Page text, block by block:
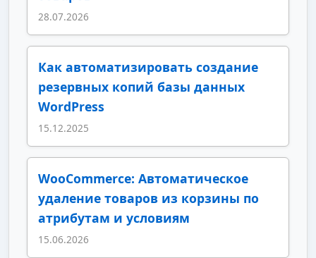
28.07.2026
Как автоматизировать создание
резервных копий базы данных
WordPress
15.12.2025
WooCommerce: Автоматическое
удаление товаров из корзины по
атрибутам и условиям
15.06.2026